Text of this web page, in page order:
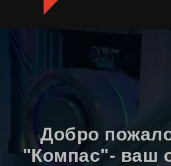
Добро
"Компас"- ваш